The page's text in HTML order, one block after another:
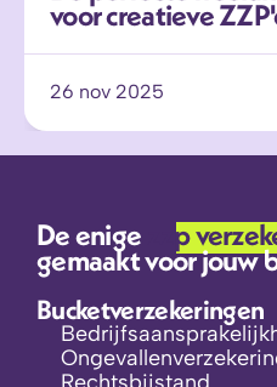
voor creatieve
26 nov 2025
De enige zzp
gemaakt voor jouw
Bucketverzekeringen